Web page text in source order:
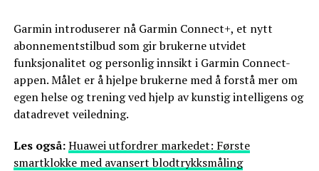
Garmin introduserer nå Garmin Connect+, et nytt
abonnementstilbud som gir brukerne utvidet
funksjonalitet og personlig innsikt i Garmin Connect-
appen. Målet er å hjelpe brukerne med å forstå mer om
egen helse og trening ved hjelp av kunstig intelligens og
datadrevet veiledning.
Les også:Huawei utfordrer markedet: Første
smartklokke med avansert blodtrykksmåling